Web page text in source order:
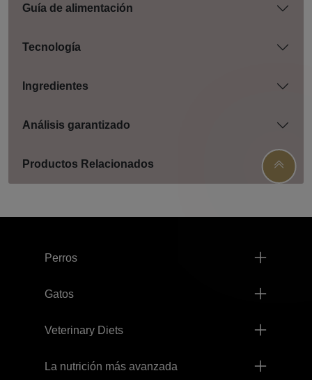
Guía de alimentación
Tecnología
Ingredientes
Análisis garantizado
Productos Relacionados
Perros
Gatos
Veterinary Diets
La nutrición más avanzada